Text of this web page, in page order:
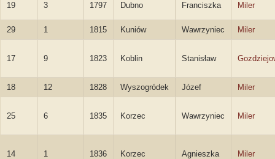
19 3 1797 Dubno Franciszka Miler
29 1 1815 Kuniów Wawrzyniec Miler
17 9 1823 Koblin Stanisław
18 12 1828 Wyszogródek Józef Miler
25 6 1835 Korzec Wawrzyniec Miler
14 1 1836 Korzec Agnieszka Miler